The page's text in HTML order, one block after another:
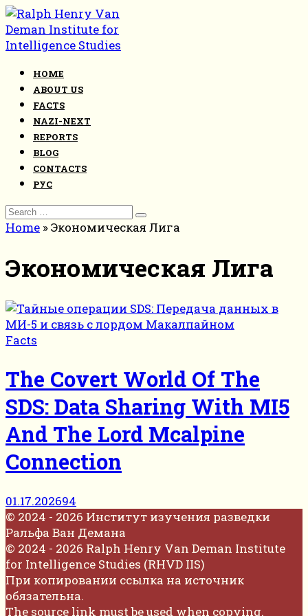
Skip
to
content
HOME
ABOUT US
FACTS
NAZI-NEXT
REPORTS
BLOG
CONTACTS
РУС
Search
for:
Home »Экономическая Лига
Экономическая Лига
Facts
The Covert World Of The
SDS: Data Sharing With MI5
And The Lord Mcalpine
Connection
01.17.202694
© 2024 - 2026 Институт изучения разведки
Ральфа Ван Демана
© 2024 - 2026 Ralph Henry Van Deman Institute
for Intelligence Studies (RHVD IIS)
При копировании ссылка на источник
обязательна.
The source link must be used when copying.